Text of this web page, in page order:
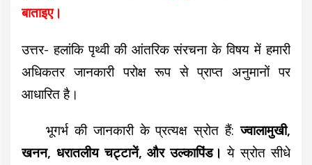
बाताइए।
उत्तर- हलांकिपृथ्वी की आंतरिक संरचना के विषय में हमारी
अधिकतर जानकारी परोक्ष रूप से प्राप्त अनुमानों पर
आधारित है।
भूगर्भ की जानकारी के प्रत्यक्ष स्रोत हैं:ज्वालामुखी,
खनन, धरातलीय चट्टानें, और उल्कापिंड। ये स्रोत सीधे